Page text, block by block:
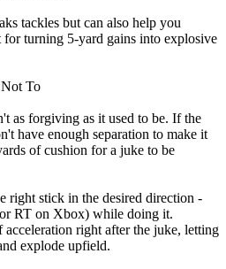
tackles but can also help you
turning 5-yard gains into explosive
To
as forgiving as it used to be. If the
have enough separation to make it
of cushion for a juke to be
right stick in the desired direction -
RT on Xbox) while doing it.
right after the juke, letting
explode upfield.